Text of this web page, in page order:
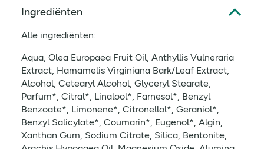
Ingrediënten
Alle ingrediënten:
Aqua, Olea Europaea Fruit Oil, Anthyllis Vulneraria
Extract, Hamamelis Virginiana Bark/Leaf Extract,
Alcohol, Cetearyl Alcohol, Glyceryl Stearate,
Parfum*, Citral*, Linalool*, Farnesol*, Benzyl
Benzoate*, Limonene*, Citronellol*, Geraniol*,
Benzyl Salicylate*, Coumarin*, Eugenol*, Algin,
Xanthan Gum, Sodium Citrate, Silica, Bentonite,